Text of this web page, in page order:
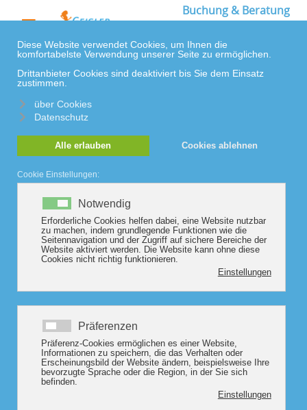
≡
Buchung & Beratung
ERGO Reiseversicherung
Leistungen Preise
„Reiseversicherung: Optimaler Schutz für Urlaub,
Geschäftsreisen oder Abenteuer – Absicherung bei